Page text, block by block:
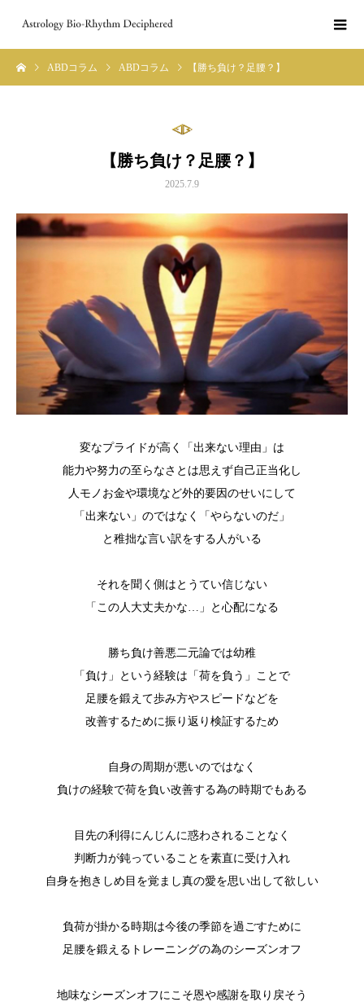
ABDコラム ABDコラム 【勝ち負け？足腰？】
【勝ち負け？足腰？】
2025.7.9
変なプライドが高く「出来ない理由」は
能力や努力の至らなさとは思えず自己正当化し
人モノお金や環境など外的要因のせいにして
「出来ない」のではなく「やらないのだ」
と稚拙な言い訳をする人がいる
それを聞く側はとうてい信じない
「この人大丈夫かな…」と心配になる
勝ち負け善悪二元論では幼稚
「負け」という経験は「荷を負う」ことで
足腰を鍛えて歩み方やスピードなどを
改善するために振り返り検証するため
自身の周期が悪いのではなく
負けの経験で荷を負い改善する為の時期でもある
目先の利得にんじんに惑わされることなく
判断力が鈍っていることを素直に受け入れ
自身を抱きしめ目を覚まし真の愛を思い出して欲しい
負荷が掛かる時期は今後の季節を過ごすために
足腰を鍛えるトレーニングの為のシーズンオフ
地味なシーズンオフにこそ恩や感謝を取り戻そう